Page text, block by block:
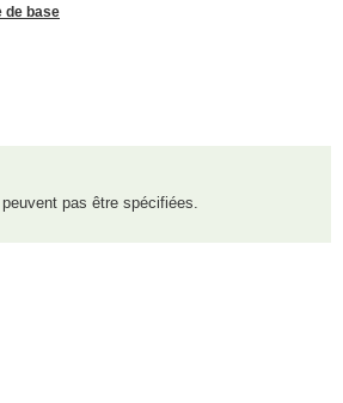
de base
pas être spécifiées.